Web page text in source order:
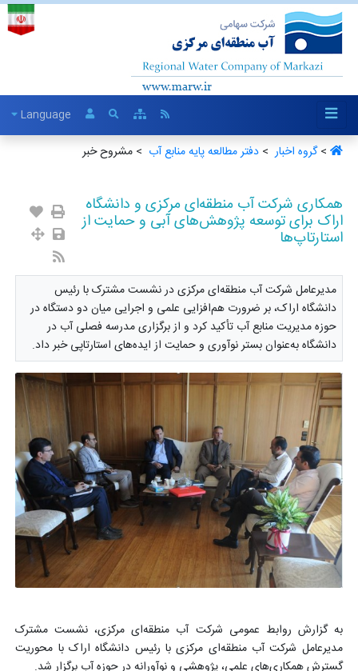
Language
>گروه اخبار ‏ >دفتر مطالعه پایه منابع آب ‏ > مشروح خبر
همکاری شرکت آب منطقه‌ای مرکزی و دانشگاه
اراک برای توسعه پژوهش‌های آبی و حمایت از
استارتاپ‌ها
مدیرعامل شرکت آب منطقه‌ای مرکزی در نشست مشترک با رئیس
دانشگاه اراک، بر ضرورت هم‌افزایی علمی و اجرایی میان دو دستگاه در
حوزه مدیریت منابع آب تأکید کرد و از برگزاری مدرسه فصلی آب در
دانشگاه به‌عنوان بستر نوآوری و حمایت از ایده‌های استارتاپی خبر داد.
به گزارش روابط عمومی شرکت آب منطقه‌ای مرکزی، نشست مشترک
مدیرعامل شرکت آب منطقه‌ای مرکزی با رئیس دانشگاه اراک با محوریت